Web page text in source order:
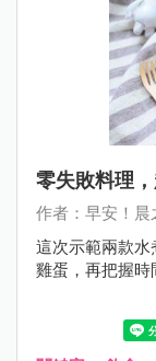
零失敗料理
作者：早安！晨
這次示範兩款
雞蛋，再把握時